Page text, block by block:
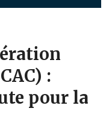
:
pour la